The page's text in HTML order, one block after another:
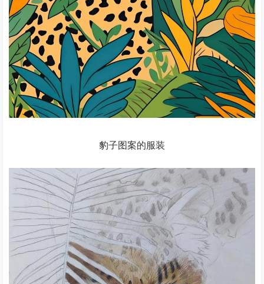
豹子图案的服装